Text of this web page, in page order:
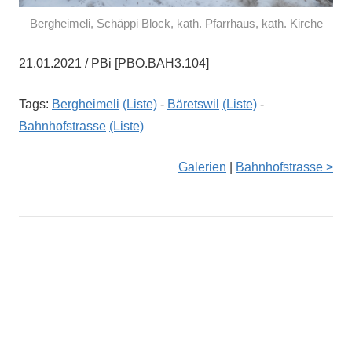
Bergheimeli, Schäppi Block, kath. Pfarrhaus, kath. Kirche
21.01.2021 / PBi [PBO.BAH3.104]
Tags: Bergheimeli (Liste) - Bäretswil (Liste) -
Bahnhofstrasse (Liste)
Galerien Bahnhofstrasse >